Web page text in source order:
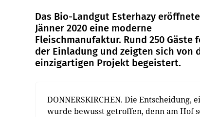
Das Bio-Landgut Esterhazy
Jänner 2020 eine moderne
Fleischmanufaktur. Rund 250 Gäste
der Einladung und zeigten sich von
einzigartigen Projekt begeistert.
DONNERSKIRCHEN. Die
wurde bewusst getroffen, denn am Hof